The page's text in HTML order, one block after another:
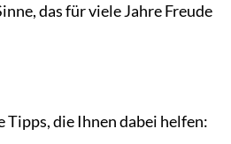
das für viele Jahre Freude
Tipps, die Ihnen dabei helfen: